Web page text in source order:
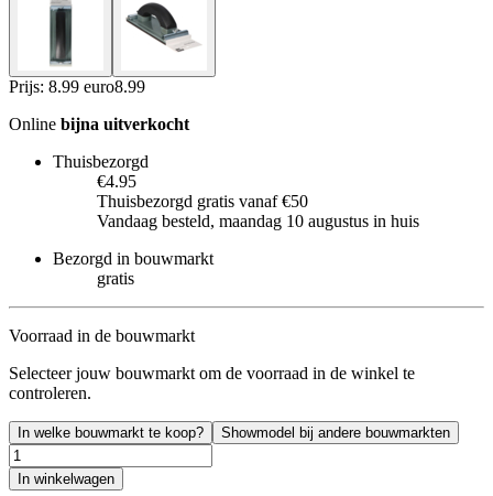
Prijs: 8.99 euro8.99
Online bijna uitverkocht
Thuisbezorgd
€4.95
Thuisbezorgd gratis vanaf €50
Vandaag besteld, maandag 10 augustus in huis
Bezorgd in bouwmarkt
gratis
Voorraad in de bouwmarkt
Selecteer jouw bouwmarkt om de voorraad in de winkel te
controleren.
In welke bouwmarkt te koop? Showmodel bij andere bouwmarkten
In winkelwagen